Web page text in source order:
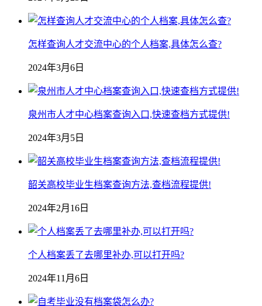
怎样查询人才交流中心的个人档案,具体怎么查?
2024年3月6日
泉州市人才中心档案查询入口,快速查档方式提供!
2024年3月5日
韶关高校毕业生档案查询方法,查档流程提供!
2024年2月16日
个人档案丢了去哪里补办,可以打开吗?
2024年11月6日